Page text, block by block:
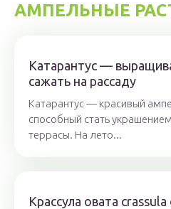
АМПЕЛЬНЫЕ
Катарантус —
сажать на рассаду
Катарантус — красивый
способный стать
террасы. На лето...
Крассула овата